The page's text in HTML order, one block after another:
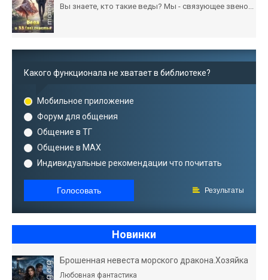
Вы знаете, кто такие веды? Мы - связующее звено...
Какого функционала не хватает в библиотеке?
Мобильное приложение
Форум для общения
Общение в ТГ
Общение в MAX
Индивидуальные рекомендации что почитать
Голосовать Результаты
Новинки
Брошенная невеста морского дракона.Хозяйка
Любовная фантастика